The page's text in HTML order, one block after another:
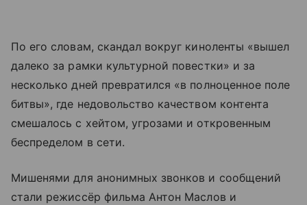
По его словам, скандал вокруг киноленты «вышел
далеко за рамки культурной повестки» и за
несколько дней превратился «в полноценное поле
битвы», где недовольство качеством контента
смешалось с хейтом, угрозами и откровенным
беспределом в сети.
Мишенями для анонимных звонков и сообщений
стали режиссёр фильма Антон Маслов и